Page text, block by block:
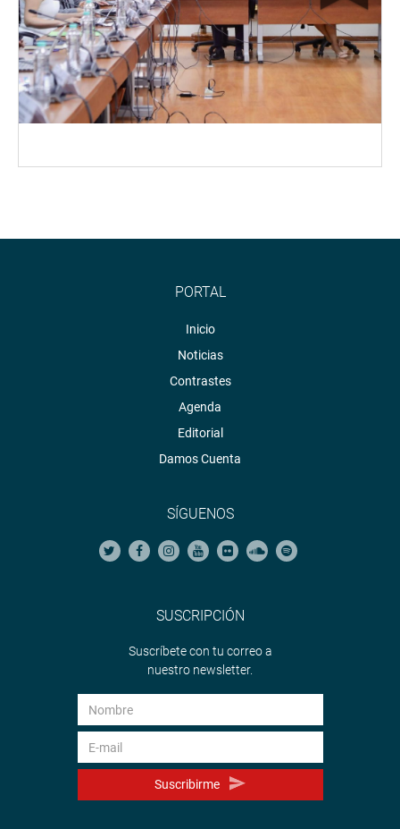
PORTAL
Inicio
Noticias
Contrastes
Agenda
Editorial
Damos Cuenta
SÍGUENOS
SUSCRIPCIÓN
Suscríbete con tu correo a
nuestro newsletter.
Suscribirme